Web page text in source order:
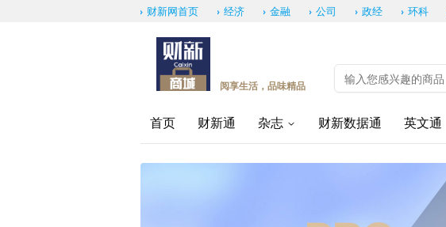
财新网首页 经济 金融 公司 政经 环科
阅享生活，品味精品
首页 财新通 杂志 财新数据通 英文通